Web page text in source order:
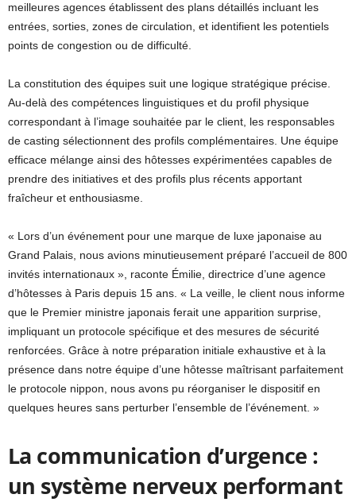
meilleures agences établissent des plans détaillés incluant les
entrées, sorties, zones de circulation, et identifient les potentiels
points de congestion ou de difficulté.
La constitution des équipes suit une logique stratégique précise.
Au-delà des compétences linguistiques et du profil physique
correspondant à l’image souhaitée par le client, les responsables
de casting sélectionnent des profils complémentaires. Une équipe
efficace mélange ainsi des hôtesses expérimentées capables de
prendre des initiatives et des profils plus récents apportant
fraîcheur et enthousiasme.
« Lors d’un événement pour une marque de luxe japonaise au
Grand Palais, nous avions minutieusement préparé l’accueil de 800
invités internationaux », raconte Émilie, directrice d’une agence
d’hôtesses à Paris depuis 15 ans. « La veille, le client nous informe
que le Premier ministre japonais ferait une apparition surprise,
impliquant un protocole spécifique et des mesures de sécurité
renforcées. Grâce à notre préparation initiale exhaustive et à la
présence dans notre équipe d’une hôtesse maîtrisant parfaitement
le protocole nippon, nous avons pu réorganiser le dispositif en
quelques heures sans perturber l’ensemble de l’événement. »
La communication d’urgence :
un système nerveux performant